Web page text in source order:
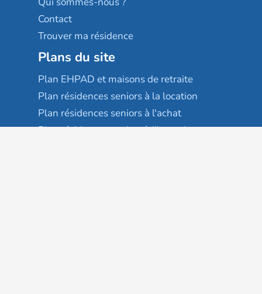
Contact
Trouver ma résidence
Plans du site
Plan EHPAD et maisons de retraite
Plan résidences seniors à la location
Plan résidences seniors à l'achat
Plan résidences seniors à l'investissement